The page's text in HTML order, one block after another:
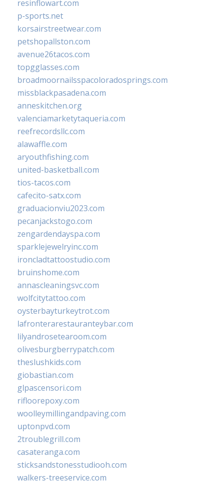
resinflowart.com
p-sports.net
korsairstreetwear.com
petshopallston.com
avenue26tacos.com
topgglasses.com
broadmoornailsspacoloradosprings.com
missblackpasadena.com
anneskitchen.org
valenciamarketytaqueria.com
reefrecordsllc.com
alawaffle.com
aryouthfishing.com
united-basketball.com
tios-tacos.com
cafecito-satx.com
graduacionviu2023.com
pecanjackstogo.com
zengardendayspa.com
sparklejewelryinc.com
ironcladtattoostudio.com
bruinshome.com
annascleaningsvc.com
wolfcitytattoo.com
oysterbayturkeytrot.com
lafronterarestauranteybar.com
lilyandrosetearoom.com
olivesburgberrypatch.com
theslushkids.com
giobastian.com
glpascensori.com
rifloorepoxy.com
woolleymillingandpaving.com
uptonpvd.com
2troublegrill.com
casateranga.com
sticksandstonesstudiooh.com
walkers-treeservice.com